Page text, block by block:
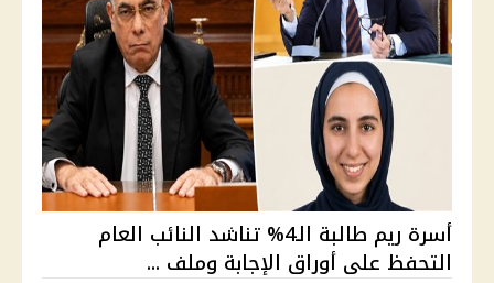
أسرة ريم طالبة الـ4% تناشد النائب العام
التحفظ على أوراق الإجابة وملف ...